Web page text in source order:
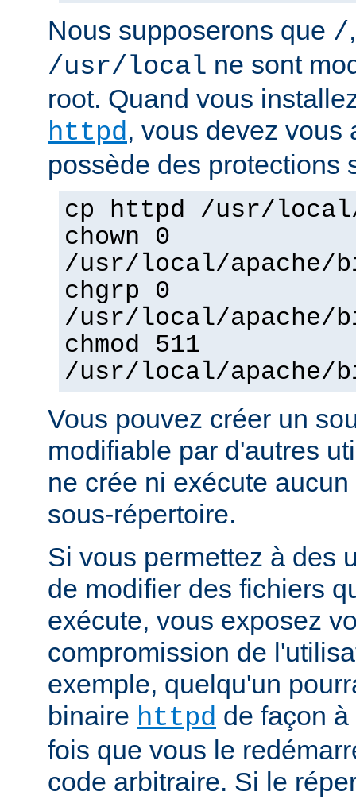
Nous supposerons que /
/usr/local ne sont
root. Quand vous
httpd, vous devez vous
possède des protections
cp httpd /usr/
chown 0
/usr/local/apache/
chgrp 0
/usr/local/apache/
chmod 511
/usr/local/apache/
Vous pouvez créer un
modifiable par d'autres
ne crée ni exécute
sous-répertoire.
Si vous permettez à des
de modifier des fichiers
exécute, vous exposez
compromission de
exemple, quelqu'un
binaire httpd de façon
fois que vous le
code arbitraire. Si le